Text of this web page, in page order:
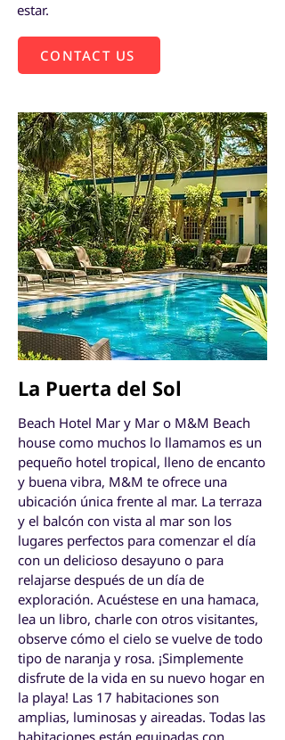
estar.
CONTACT US
La Puerta del Sol
Beach Hotel Mar y Mar o M&M Beach
house como muchos lo llamamos es un
pequeño hotel tropical, lleno de encanto
y buena vibra, M&M te ofrece una
ubicación única frente al mar. La terraza
y el balcón con vista al mar son los
lugares perfectos para comenzar el día
con un delicioso desayuno o para
relajarse después de un día de
exploración. Acuéstese en una hamaca,
lea un libro, charle con otros visitantes,
observe cómo el cielo se vuelve de todo
tipo de naranja y rosa. ¡Simplemente
disfrute de la vida en su nuevo hogar en
la playa! Las 17 habitaciones son
amplias, luminosas y aireadas. Todas las
habitaciones están equipadas con